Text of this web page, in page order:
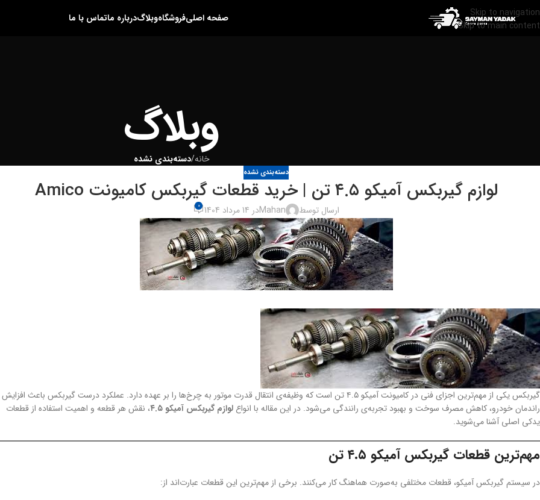
Skip to navigation
Skip to main content
صفحه اصلیفروشگاهوبلاگدرباره ماتماس با ما
وبلاگ
خانه/دسته‌بندی نشده
دسته‌بندی نشده
لوازم گیربکس آمیکو ۴.۵ تن | خرید قطعات گیربکس کامیونت Amico
ارسال توسط Mahanدر 14 مرداد 1404 0
گیربکس یکی از مهم‌ترین اجزای فنی در کامیونت آمیکو ۴.۵ تن است که وظیفه‌ی انتقال قدرت موتور به چرخ‌ها را بر عهده دارد. عملکرد درست گیربکس باعث افزایش
راندمان خودرو، کاهش مصرف سوخت و بهبود تجربه‌ی رانندگی می‌شود. در این مقاله با انواع لوازم گیربکس آمیکو ۴.۵
، نقش هر قطعه و اهمیت استفاده از قطعات
یدکی اصلی آشنا می‌شوید.
مهم‌ترین قطعات گیربکس آمیکو ۴.۵ تن
در سیستم گیربکس آمیکو، قطعات مختلفی به‌صورت هماهنگ کار می‌کنند. برخی از مهم‌ترین این قطعات عبارت‌اند از: